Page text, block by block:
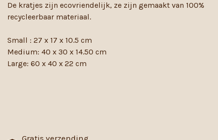
De kratjes zijn ecovriendelijk, ze zijn gemaakt van 100%
recycleerbaar materiaal.
Small : 27 x 17 x 10.5 cm
Medium: 40 x 30 x 14.50 cm
Large: 60 x 40 x 22 cm
Gratis verzending